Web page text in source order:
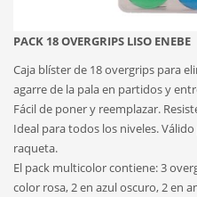
PACK 18 OVERGRIPS LISO ENEBE
Caja blíster de 18 overgrips para
agarre de la pala en partidos y
Fácil de poner y reemplazar.
Ideal para todos los niveles.
raqueta.
El pack multicolor contiene: 3
color rosa, 2 en azul oscuro, 2 en